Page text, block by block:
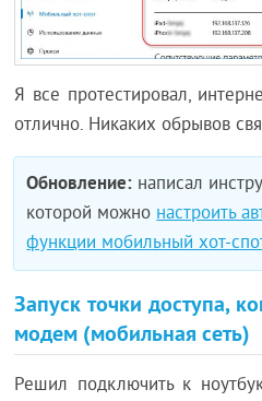
Я все протестировал,
отлично. Никаких обрывов
Обновление: написал
которой можнонастроить
функции мобильный хот-
Запуск точки доступа,
модем (мобильная сеть)
Решил подключить к